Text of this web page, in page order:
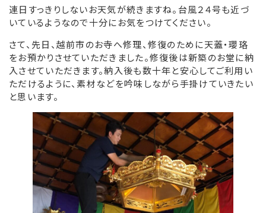
当店の歩み
職人紹介
新着情報・納入履歴
お問い合わせ・お見積り
リンク集
お役立ち情報
連日すっきりしないお天気が続きますね。台風２４号も近づ
いているようなので十分にお気をつけてください。
さて、先日、越前市のお寺へ修理、修復のために天蓋・瓔珞
をお預かりさせていただきました。修復後は新築のお堂に納
入させていただきます。納入後も数十年と安心してご利用い
ただけるように、素材などを吟味しながら手掛けていきたい
と思います。